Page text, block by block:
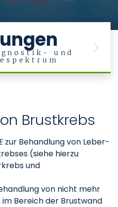
und
Next
Interventionelle Radiologie
Brustkrebs
zur Behandlung von Leber-
(siehe hierzu
und
von nicht mehr
Bereich der Brustwand